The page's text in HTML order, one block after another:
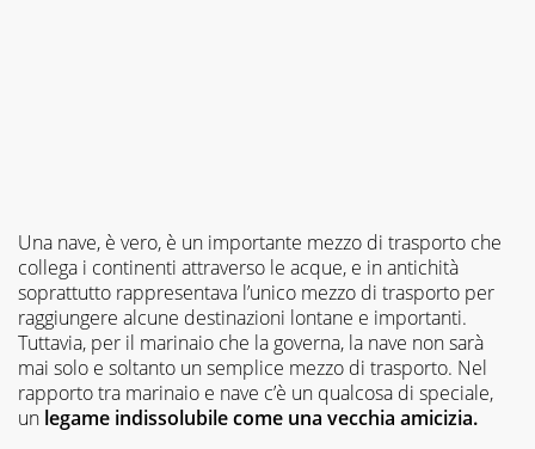
Una nave, è vero, è un importante mezzo di trasporto che
collega i continenti attraverso le acque, e in antichità
soprattutto rappresentava l’unico mezzo di trasporto per
raggiungere alcune destinazioni lontane e importanti.
Tuttavia, per il marinaio che la governa, la nave non sarà
mai solo e soltanto un semplice mezzo di trasporto. Nel
rapporto tra marinaio e nave c’è un qualcosa di speciale,
un legame indissolubile come una vecchia amicizia.